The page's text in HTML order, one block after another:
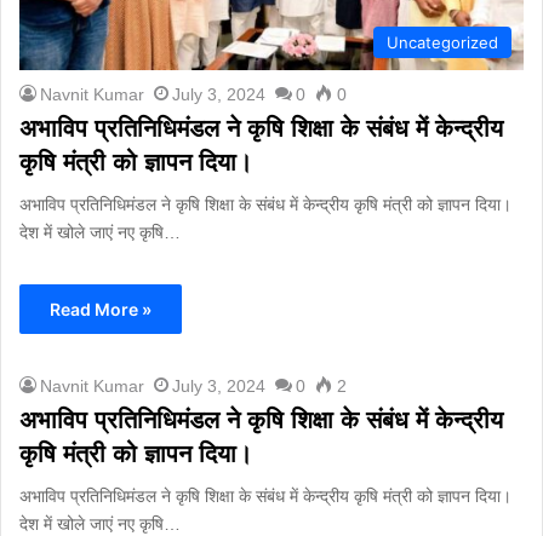
Uncategorized
Navnit Kumar July 3, 2024 0 0
अभाविप प्रतिनिधिमंडल ने कृषि शिक्षा के संबंध में केन्द्रीय
कृषि मंत्री को ज्ञापन दिया।
अभाविप प्रतिनिधिमंडल ने कृषि शिक्षा के संबंध में केन्द्रीय कृषि मंत्री को ज्ञापन दिया।
देश में खोले जाएं न‌ए कृषि…
Read More »
Navnit Kumar July 3, 2024 0 2
अभाविप प्रतिनिधिमंडल ने कृषि शिक्षा के संबंध में केन्द्रीय
कृषि मंत्री को ज्ञापन दिया।
अभाविप प्रतिनिधिमंडल ने कृषि शिक्षा के संबंध में केन्द्रीय कृषि मंत्री को ज्ञापन दिया।
देश में खोले जाएं न‌ए कृषि…